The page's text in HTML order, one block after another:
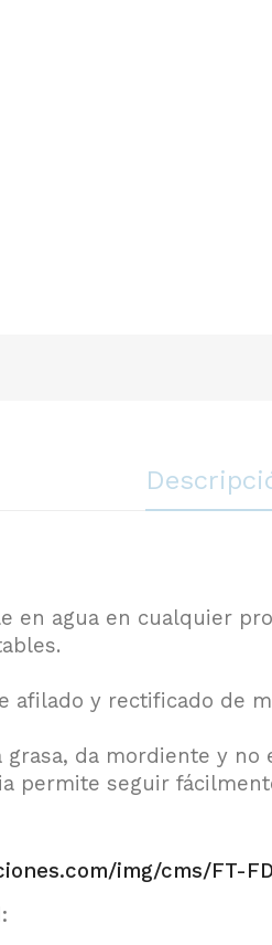
en agua en cualquier
afilado y rectificado de
da mordiente y no
permite seguir
img/cms/FT-